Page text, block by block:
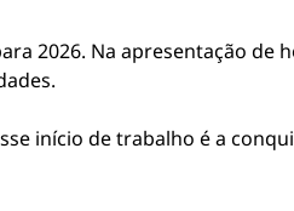
2026. Na apresentação de
início de trabalho é a